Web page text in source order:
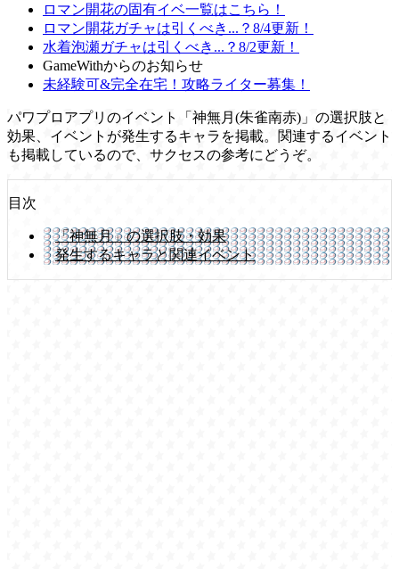
ロマン開花の固有イベ一覧はこちら！
ロマン開花ガチャは引くべき...？8/4更新！
水着泡瀬ガチャは引くべき...？8/2更新！
GameWithからのお知らせ
未経験可&完全在宅！攻略ライター募集！
パワプロアプリのイベント「神無月(朱雀南赤)」の選択肢と
効果、イベントが発生するキャラを掲載。関連するイベント
も掲載しているので、サクセスの参考にどうぞ。
目次
「神無月」の選択肢・効果
発生するキャラと関連イベント